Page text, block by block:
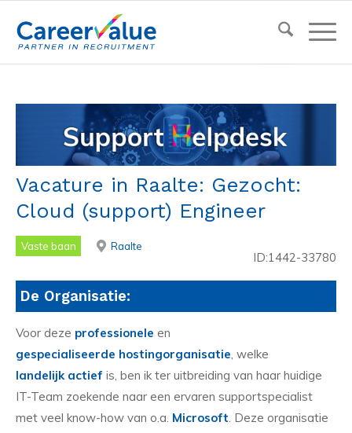
Vacature in Raalte: Gezocht:
Cloud (support) Engineer
Vaste baan Raalte
ID:1442-33780
De Organisatie:
Voor deze professionele en
gespecialiseerde hostingorganisatie, welke
landelijk actief is, ben ik ter uitbreiding van haar huidige
IT-Team zoekende naar een ervaren supportspecialist
met veel know-how van o.a. Microsoft. Deze organisatie